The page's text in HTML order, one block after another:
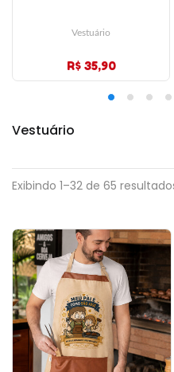
Vestuário
R$ 35,90
Vestuário
Exibindo 1–32 de 65